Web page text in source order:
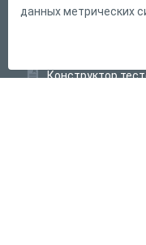
Конструктор
данных метрических